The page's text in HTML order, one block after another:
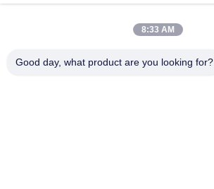
Έλεγχος Ποιότητας
8:33 AM
Good day, what product are you looking for?